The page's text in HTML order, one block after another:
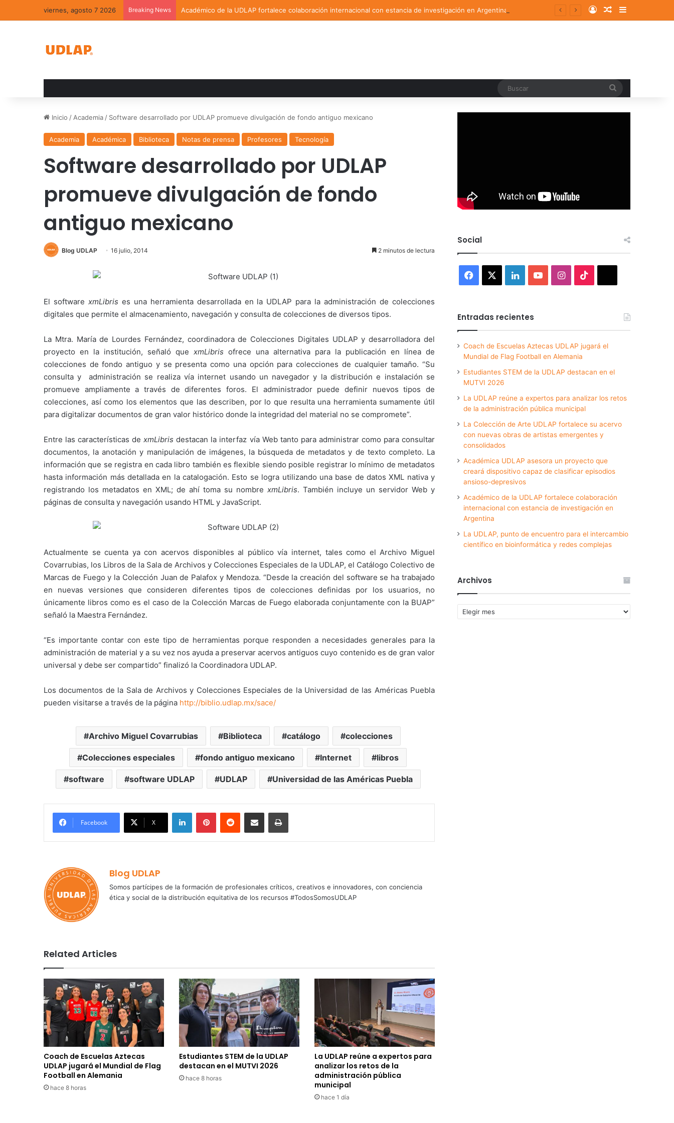
viernes, agosto 7 2026 Breaking News Académico de la UDLAP fortalece colaboración internacional con estancia de investigación en Argentina Log InRandom Article
Sidebar
Inicio / Academia / Software desarrollado por UDLAP promueve divulgación de fondo antiguo mexicano
Academia Académica Biblioteca Notas de prensa Profesores Tecnología
Software desarrollado por UDLAP
promueve divulgación de fondo
antiguo mexicano
Blog UDLAP 16 julio, 2014 2 minutos de lectura
El software xmLibris es una herramienta desarrollada en la UDLAP para la administración de colecciones
digitales que permite el almacenamiento, navegación y consulta de colecciones de diversos tipos.
La Mtra. María de Lourdes Fernández, coordinadora de Colecciones Digitales UDLAP y desarrolladora del
proyecto en la institución, señaló que xmLibris ofrece una alternativa para la publicación en línea de
colecciones de fondo antiguo y se presenta como una opción para colecciones de cualquier tamaño. “Su
consulta y administración se realiza vía internet usando un navegador y la distribución e instalación se
promueve ampliamente a través de diferentes foros. El administrador puede definir nuevos tipos de
colecciones, así como los elementos que las describen, por lo que resulta una herramienta sumamente útil
para digitalizar documentos de gran valor histórico donde la integridad del material no se compromete”.
Entre las características dexmLibris destacan la interfaz vía Web tanto para administrar como para consultar
documentos, la anotación y manipulación de imágenes, la búsqueda de metadatos y de texto completo. La
información que se registra en cada libro también es flexible siendo posible registrar lo mínimo de metadatos
hasta información más detallada en la catalogación. Esto se logra utilizando una base de datos XML nativa y
registrando los metadatos en XML; de ahí toma su nombre xmLibris. También incluye un servidor Web y
páginas de consulta y navegación usando HTML y JavaScript.
Actualmente se cuenta ya con acervos disponibles al público vía internet, tales como el Archivo Miguel
Covarrubias, los Libros de la Sala de Archivos y Colecciones Especiales de la UDLAP, el Catálogo Colectivo de
Marcas de Fuego y la Colección Juan de Palafox y Mendoza. “Desde la creación del software se ha trabajado
en nuevas versiones que consideren diferentes tipos de colecciones definidas por los usuarios, no
únicamente libros como es el caso de la Colección Marcas de Fuego elaborada conjuntamente con la BUAP”
señaló la Maestra Fernández.
“Es importante contar con este tipo de herramientas porque responden a necesidades generales para la
administración de material y a su vez nos ayuda a preservar acervos antiguos cuyo contenido es de gran valor
universal y debe ser compartido” finalizó la Coordinadora UDLAP.
Los documentos de la Sala de Archivos y Colecciones Especiales de la Universidad de las Américas Puebla
pueden visitarse a través de la página http://biblio.udlap.mx/sace/
Archivo Miguel Covarrubias Biblioteca catálogo colecciones
Colecciones especiales fondo antiguo mexicano Internet libros
software software UDLAP UDLAP Universidad de las Américas Puebla
Facebook X
LinkedInPinterestReddit Share via Email Print
Blog UDLAP
Somos partícipes de la formación de profesionales críticos, creativos e innovadores, con conciencia
ética y social de la distribución equitativa de los recursos #TodosSomosUDLAP
Related Articles
Coach de Escuelas Aztecas
UDLAP jugará el Mundial de Flag
Football en Alemania
hace 8 horas
Estudiantes STEM de la UDLAP
destacan en el MUTVI 2026
hace 8 horas
La UDLAP reúne a expertos para
analizar los retos de la
administración pública
municipal
hace 1 día
Social
Facebook LinkedInYouTubeInstagram
Entradas recientes
Coach de Escuelas Aztecas UDLAP jugará el
Mundial de Flag Football en Alemania
Estudiantes STEM de la UDLAP destacan en el
MUTVI 2026
La UDLAP reúne a expertos para analizar los retos
de la administración pública municipal
La Colección de Arte UDLAP fortalece su acervo
con nuevas obras de artistas emergentes y
consolidados
Académica UDLAP asesora un proyecto que
creará dispositivo capaz de clasificar episodios
ansioso-depresivos
Académico de la UDLAP fortalece colaboración
internacional con estancia de investigación en
Argentina
La UDLAP, punto de encuentro para el intercambio
científico en bioinformática y redes complejas
Archivos
Archivos